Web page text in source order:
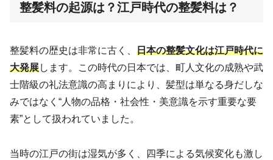
整髪料の起源は？江戸時代の整髪料は？
整髪料の歴史は非常に古く、 日本の整髪文化は江戸時代に
大発展します。この時代の日本では、町人文化の成熟や武
士階級の礼法意識の高まりにより、髪型は単なる身だしな
みではなく“人物の品格・社会性・美意識を示す重要な要
素”として扱われていました。
当時の江戸の街は湿気が多く、四季による気候変化も激し